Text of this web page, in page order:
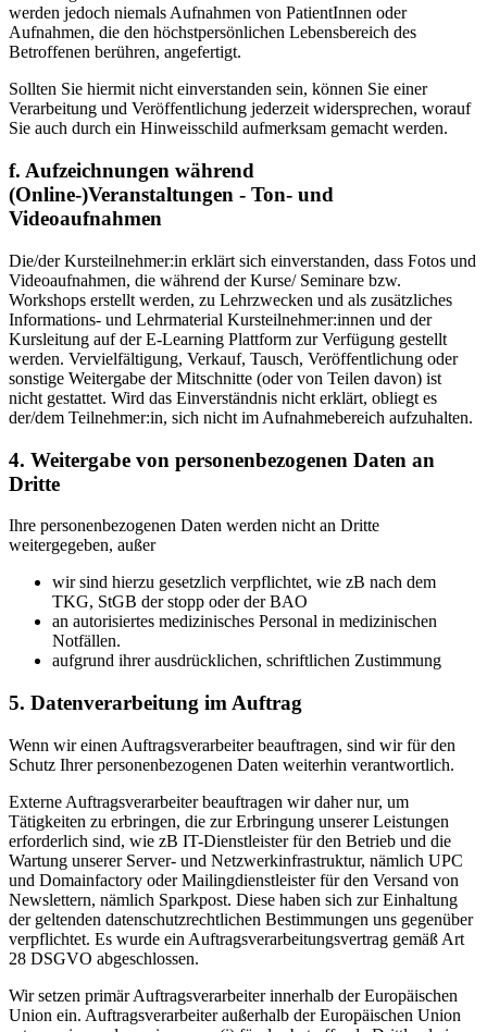
werden jedoch niemals Aufnahmen von PatientInnen oder
Aufnahmen, die den höchstpersönlichen Lebensbereich des
Betroffenen berühren, angefertigt.
Sollten Sie hiermit nicht einverstanden sein, können Sie einer
Verarbeitung und Veröffentlichung jederzeit widersprechen, worauf
Sie auch durch ein Hinweisschild aufmerksam gemacht werden.
f. Aufzeichnungen während
(Online-)Veranstaltungen - Ton- und
Videoaufnahmen
Die/der Kursteilnehmer:in erklärt sich einverstanden, dass Fotos und
Videoaufnahmen, die während der Kurse/ Seminare bzw.
Workshops erstellt werden, zu Lehrzwecken und als zusätzliches
Informations- und Lehrmaterial Kursteilnehmer:innen und der
Kursleitung auf der E-Learning Plattform zur Verfügung gestellt
werden. Vervielfältigung, Verkauf, Tausch, Veröffentlichung oder
sonstige Weitergabe der Mitschnitte (oder von Teilen davon) ist
nicht gestattet. Wird das Einverständnis nicht erklärt, obliegt es
der/dem Teilnehmer:in, sich nicht im Aufnahmebereich aufzuhalten.
4. Weitergabe von personenbezogenen Daten an
Dritte
Ihre personenbezogenen Daten werden nicht an Dritte
weitergegeben, außer
wir sind hierzu gesetzlich verpflichtet, wie zB nach dem
TKG, StGB der stopp oder der BAO
an autorisiertes medizinisches Personal in medizinischen
Notfällen.
aufgrund ihrer ausdrücklichen, schriftlichen Zustimmung
5. Datenverarbeitung im Auftrag
Wenn wir einen Auftragsverarbeiter beauftragen, sind wir für den
Schutz Ihrer personenbezogenen Daten weiterhin verantwortlich.
Externe Auftragsverarbeiter beauftragen wir daher nur, um
Tätigkeiten zu erbringen, die zur Erbringung unserer Leistungen
erforderlich sind, wie zB IT-Dienstleister für den Betrieb und die
Wartung unserer Server- und Netzwerkinfrastruktur, nämlich UPC
und Domainfactory oder Mailingdienstleister für den Versand von
Newslettern, nämlich Sparkpost. Diese haben sich zur Einhaltung
der geltenden datenschutzrechtlichen Bestimmungen uns gegenüber
verpflichtet. Es wurde ein Auftragsverarbeitungsvertrag gemäß Art
28 DSGVO abgeschlossen.
Wir setzen primär Auftragsverarbeiter innerhalb der Europäischen
Union ein. Auftragsverarbeiter außerhalb der Europäischen Union